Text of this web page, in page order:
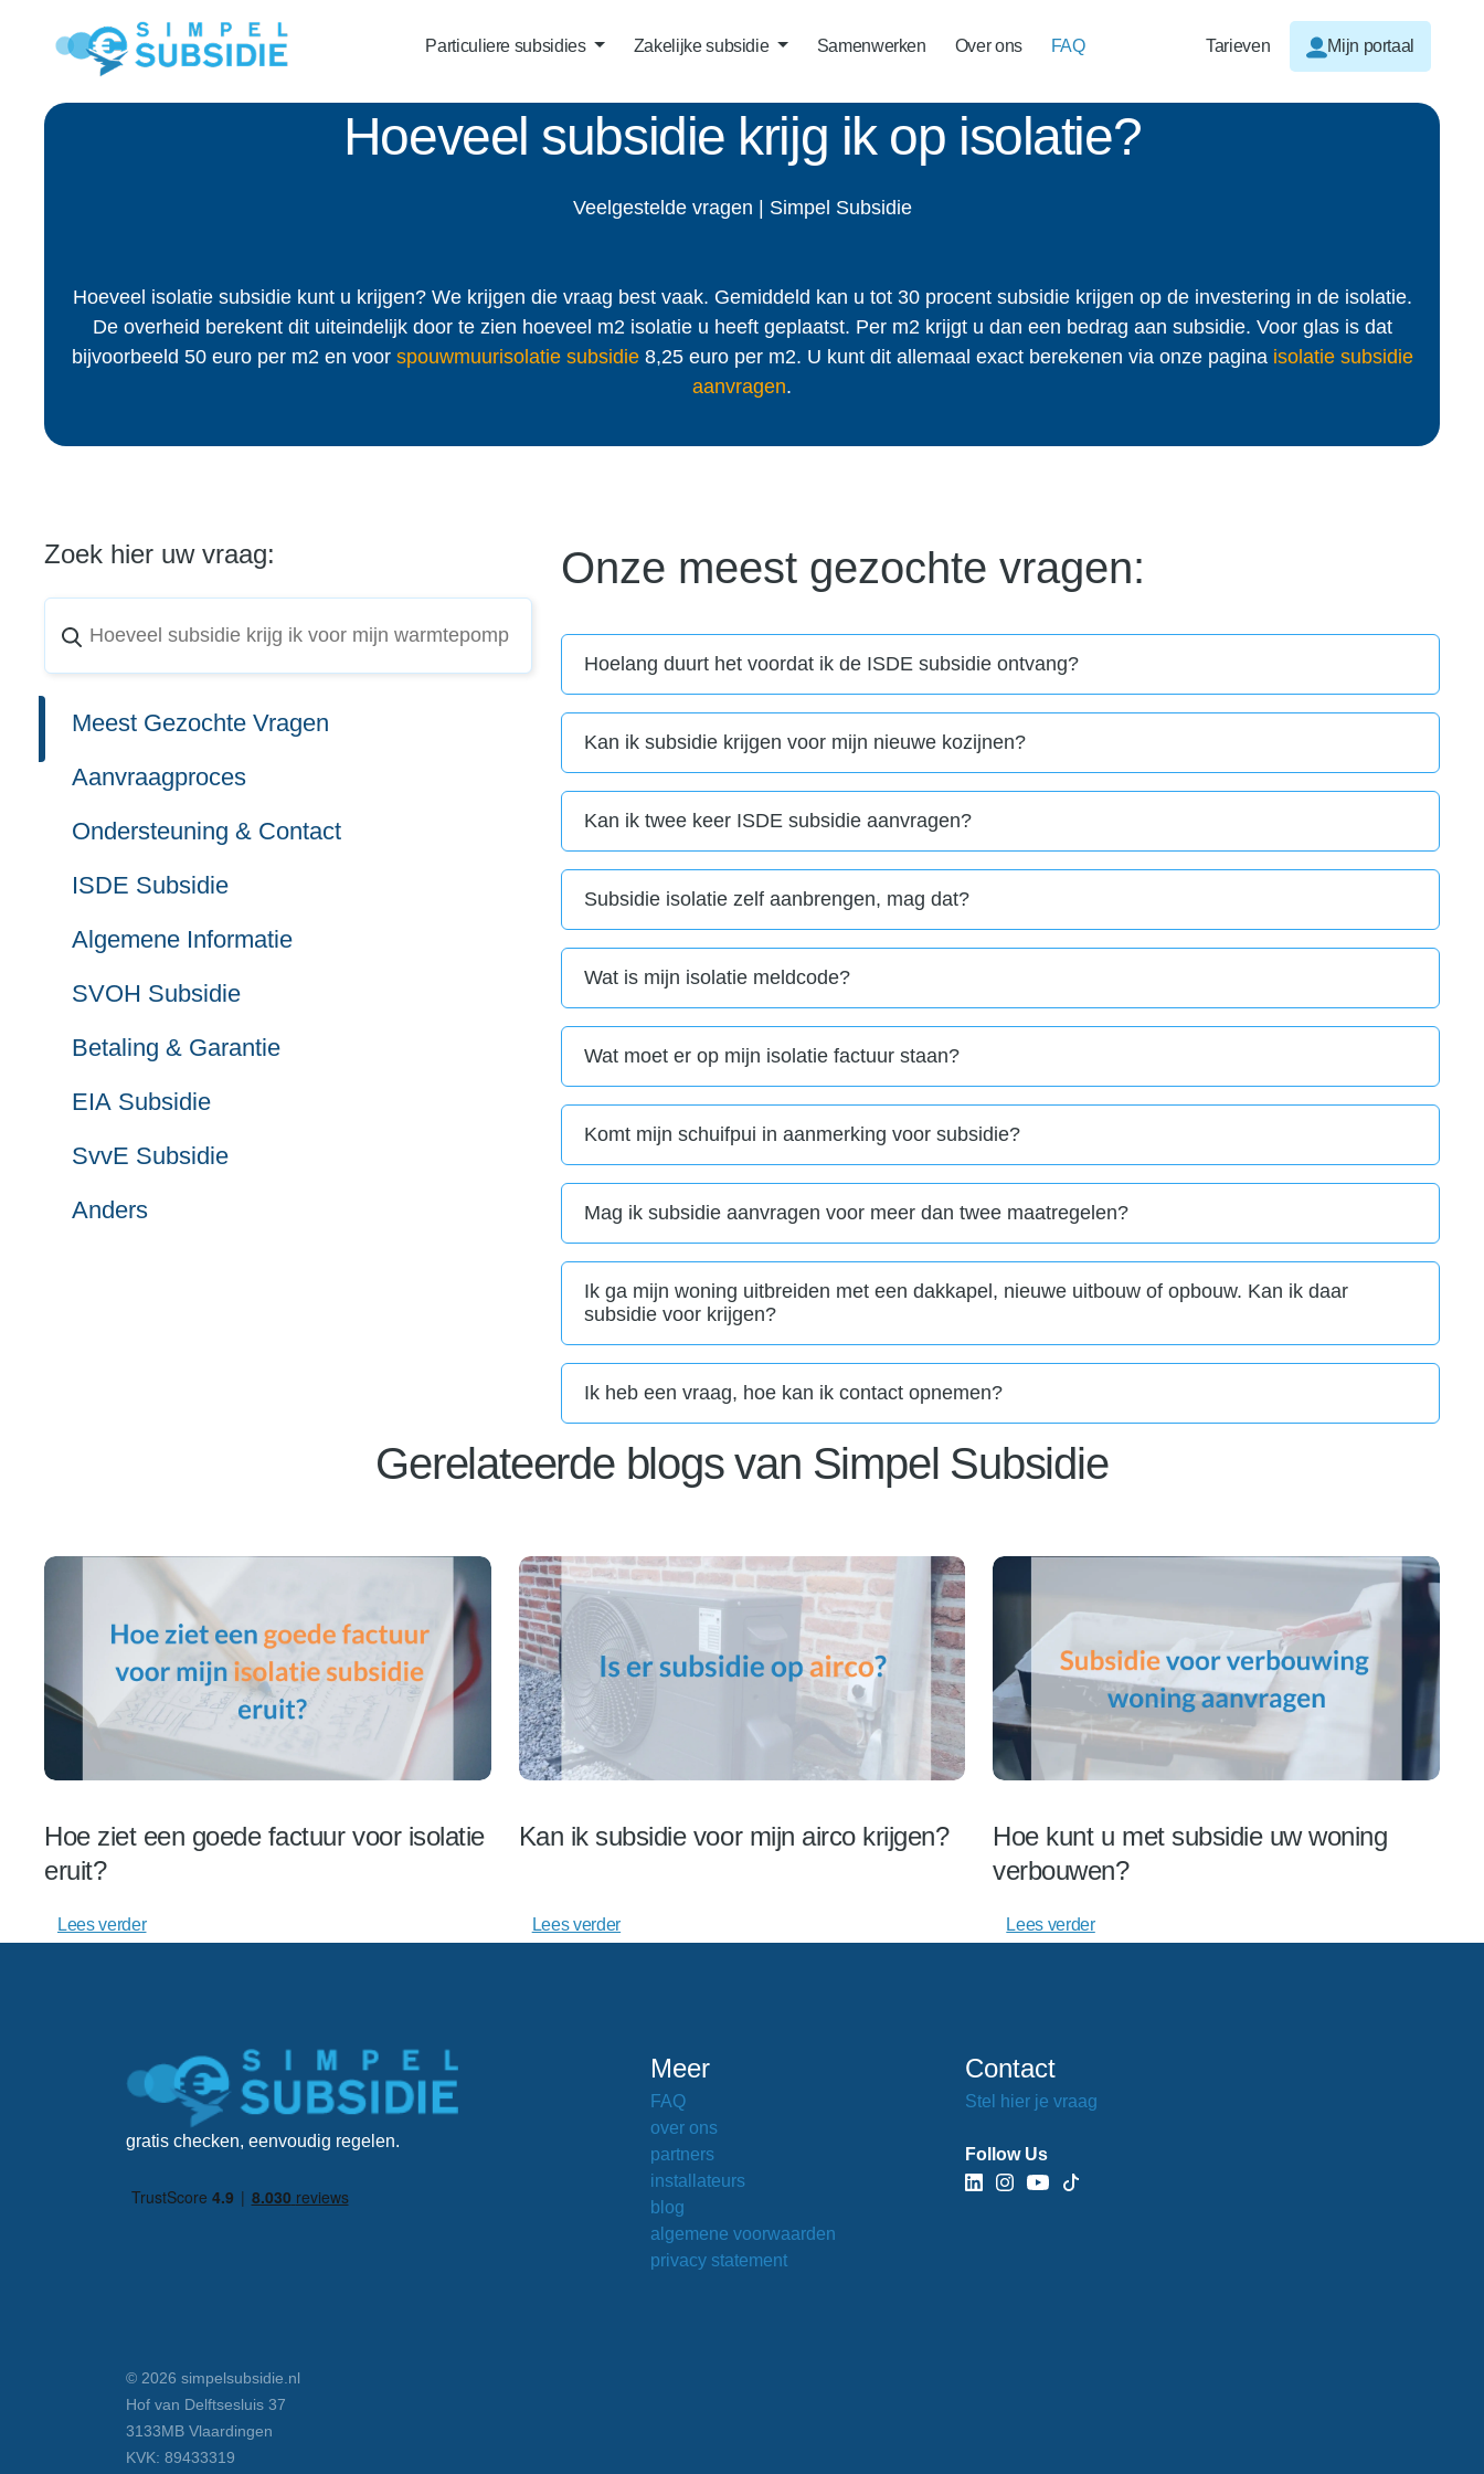
Particuliere subsidies Zakelijke subsidie Samenwerken Over ons FAQ Tarieven Mijn portaal
Hoeveel subsidie krijg ik op isolatie?
Veelgestelde vragen | Simpel Subsidie
Hoeveel isolatie subsidie kunt u krijgen? We krijgen die vraag best vaak. Gemiddeld kan u tot 30 procent subsidie krijgen op de investering in de isolatie.
De overheid berekent dit uiteindelijk door te zien hoeveel m2 isolatie u heeft geplaatst. Per m2 krijgt u dan een bedrag aan subsidie. Voor glas is dat
bijvoorbeeld 50 euro per m2 en voor spouwmuurisolatie subsidie8,25 euro per m2. U kunt dit allemaal exact berekenen via onze pagina isolatie subsidie
aanvragen.
Zoek hier uw vraag:
Meest Gezochte Vragen
Aanvraagproces
Ondersteuning & Contact
ISDE Subsidie
Algemene Informatie
SVOH Subsidie
Betaling & Garantie
EIA Subsidie
SvvE Subsidie
Anders
Onze meest gezochte vragen:
Hoelang duurt het voordat ik de ISDE subsidie ontvang?
Kan ik subsidie krijgen voor mijn nieuwe kozijnen?
Kan ik twee keer ISDE subsidie aanvragen?
Subsidie isolatie zelf aanbrengen, mag dat?
Wat is mijn isolatie meldcode?
Wat moet er op mijn isolatie factuur staan?
Komt mijn schuifpui in aanmerking voor subsidie?
Mag ik subsidie aanvragen voor meer dan twee maatregelen?
Ik ga mijn woning uitbreiden met een dakkapel, nieuwe uitbouw of opbouw. Kan ik daar
subsidie voor krijgen?
Ik heb een vraag, hoe kan ik contact opnemen?
Gerelateerde blogs van Simpel Subsidie
Hoe ziet een goede factuur voor isolatie
eruit?
Lees verder
Kan ik subsidie voor mijn airco krijgen?
Lees verder
Hoe kunt u met subsidie uw woning
verbouwen?
Lees verder
gratis checken, eenvoudig regelen.
© 2026 simpelsubsidie.nl
Hof van Delftsesluis 37
3133MB Vlaardingen
KVK: 89433319
Meer
FAQ
over ons
partners
installateurs
blog
algemene voorwaarden
privacy statement
Contact
Stel hier je vraag
Follow Us